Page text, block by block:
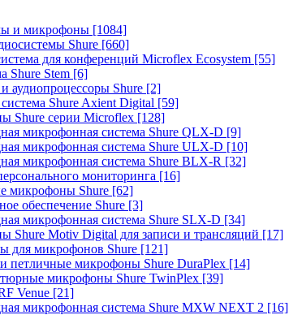
и микрофоны [1084]
Shure [660]
для конференций Microflex Ecosystem [55]
Shure Stem [6]
аудиопроцессоры Shure [2]
Shure Axient Digital [59]
Shure серии Microflex [128]
микрофонная система Shure QLX-D [9]
микрофонная система Shure ULX-D [10]
микрофонная система Shure BLX-R [32]
мониторинга [16]
микрофоны Shure [62]
обеспечение Shure [3]
микрофонная система Shure SLX-D [34]
Shure Motiv Digital для записи и трансляций [17]
для микрофонов Shure [121]
петличные микрофоны Shure DuraPlex [14]
микрофоны Shure TwinPlex [39]
Venue [21]
микрофонная система Shure MXW NEXT 2 [16]